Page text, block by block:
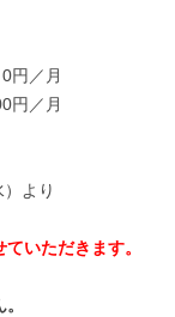
／月
／月
より
いただきます。